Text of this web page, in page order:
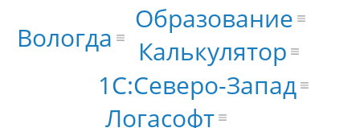
Логасофт
1С:Северо-Запад
Калькулятор
Вологда
Образование